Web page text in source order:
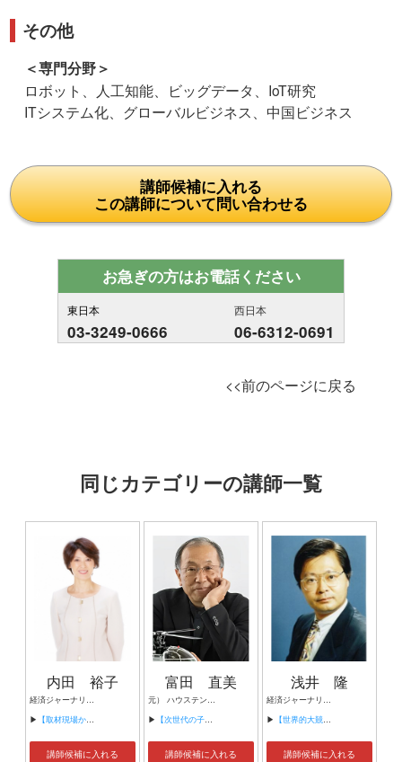
その他
＜専門分野＞
ロボット、人工知能、ビッグデータ、IoT研究
ITシステム化、グローバルビジネス、中国ビジネス
講師候補に入れる
この講師について問い合わせる
お急ぎの方はお電話ください
東日本
03-3249-0666
西日本
06-6312-0691
<<前のページに戻る
同じカテゴリーの講師一覧
内田 裕子
経済ジャーナリスト 経済政策シンクタンク ハーベイロード・ジャパン副代表
▶ 【取材現場から見える“日本経済”】
講師候補に入れる
富田 直美
元） ハウステンボス CTO 「変なホテル」 現） hapi-robo st 代表取締役 社長
▶ 【次世代の子どもたちのためのDX デジタル技術に触れながら”考える力”を引き出そう】
講師候補に入れる
浅井 隆
経済ジャーナリスト
▶ 【世界的大競争時代をどう生き抜くか！】
講師候補に入れる